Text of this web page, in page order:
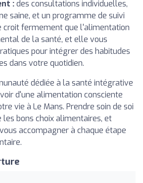
:des consultations individuelles,
saine, et un programme de suivi
croit fermement que l'alimentation
de la santé, et elle vous
pour intégrer des habitudes
dans votre quotidien.
dédiée à la santé intégrative
d'une alimentation consciente
vie à Le Mans. Prendre soin de soi
bons choix alimentaires, et
accompagner à chaque étape